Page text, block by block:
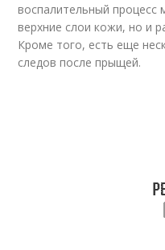
воспалительный процесс
верхние слои кожи, но и
Кроме того, есть еще
следов после прыщей.